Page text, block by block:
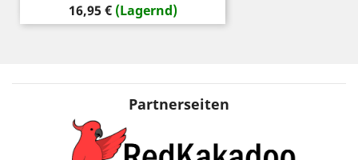
Preis
16,95 € (Lagernd)
Partnerseiten